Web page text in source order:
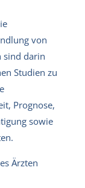
von
sind darin
Studien zu
Prognose,
sowie
Ärzten